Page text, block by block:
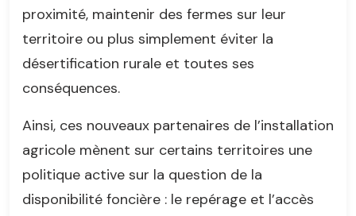
proximité, maintenir des fermes sur leur
territoire ou plus simplement éviter la
désertification rurale et toutes ses
conséquences.
Ainsi, ces nouveaux partenaires de l’installation
agricole mènent sur certains territoires une
politique active sur la question de la
disponibilité foncière : le repérage et l’accès